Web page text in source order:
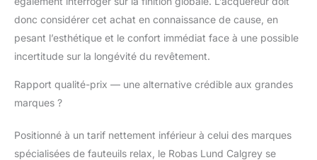
donc considérer cet achat en connaissance de cause, en
pesant l’esthétique et le confort immédiat face à une possible
incertitude sur la longévité du revêtement.
Rapport qualité-prix — une alternative crédible aux grandes
marques ?
Positionné à un tarif nettement inférieur à celui des marques
spécialisées de fauteuils relax, le Robas Lund Calgrey se